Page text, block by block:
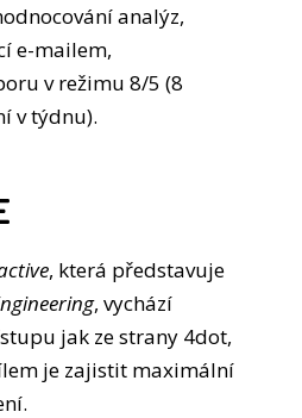
analýz,
e-mailem,
v režimu 8/5 (8
v týdnu).
, která představuje
, vychází
jak ze strany 4dot,
je zajistit maximální